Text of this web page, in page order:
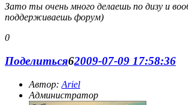
Зато ты очень много делаешь по дизу и
поддерживаешь форум)
0
Поделиться62009-07-09 17:58:36
Автор: Ariel
Администратор